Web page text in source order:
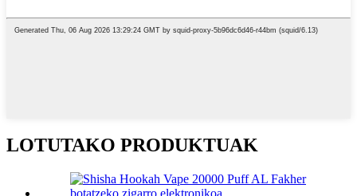
LOTUTAKO PRODUKTUAK